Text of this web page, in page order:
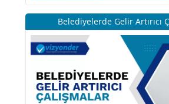
Belediyelerde Gelir Artırıcı